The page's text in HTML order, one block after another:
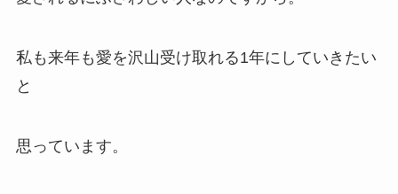
私も来年も愛を沢山受け取れる1年にしていきたい
と
思っています。